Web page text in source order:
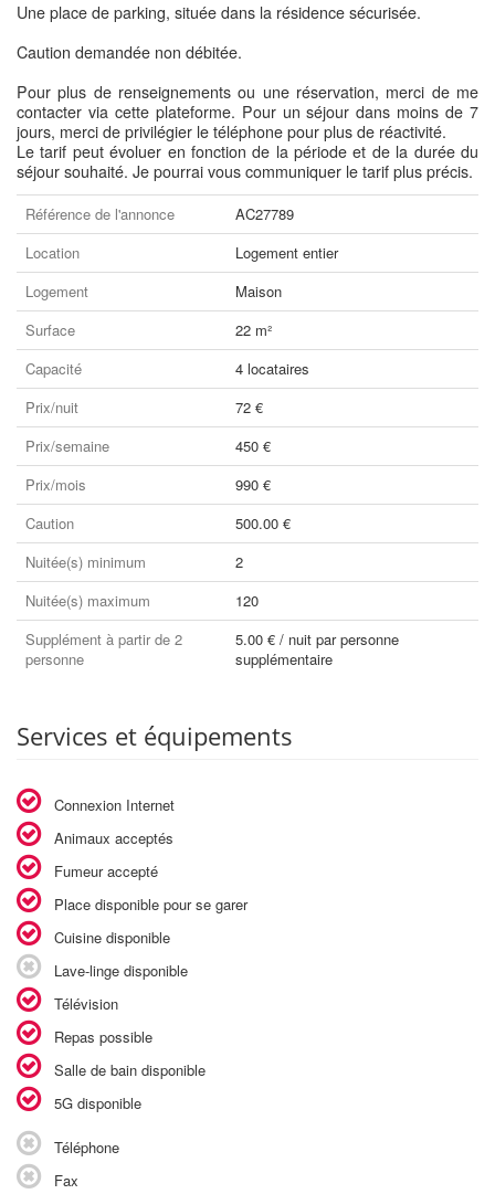
Une place de parking, située dans la résidence sécurisée.
Caution demandée non débitée.
Pour plus de renseignements ou une réservation, merci de me
contacter via cette plateforme. Pour un séjour dans moins de 7
jours, merci de privilégier le téléphone pour plus de réactivité.
Le tarif peut évoluer en fonction de la période et de la durée du
séjour souhaité. Je pourrai vous communiquer le tarif plus précis.
Référence de l'annonce
AC27789
Location
Logement entier
Logement
Maison
Surface
22 m²
Capacité
4 locataires
Prix/nuit
72 €
Prix/semaine
450 €
Prix/mois
990 €
Caution
500.00 €
Nuitée(s) minimum
2
Nuitée(s) maximum
120
Supplément à partir de 2
personne
5.00 € / nuit par personne
supplémentaire
Services et équipements
Connexion Internet
Animaux acceptés
Fumeur accepté
Place disponible pour se garer
Cuisine disponible
Lave-linge disponible
Télévision
Repas possible
Salle de bain disponible
5G disponible
Téléphone
Fax